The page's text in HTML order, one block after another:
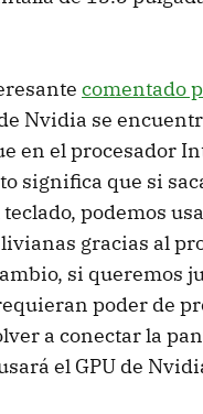
comentado
Nvidia se
en el procesador
significa que si
podemos
gracias al
si queremos
poder de
a conectar la
el GPU de